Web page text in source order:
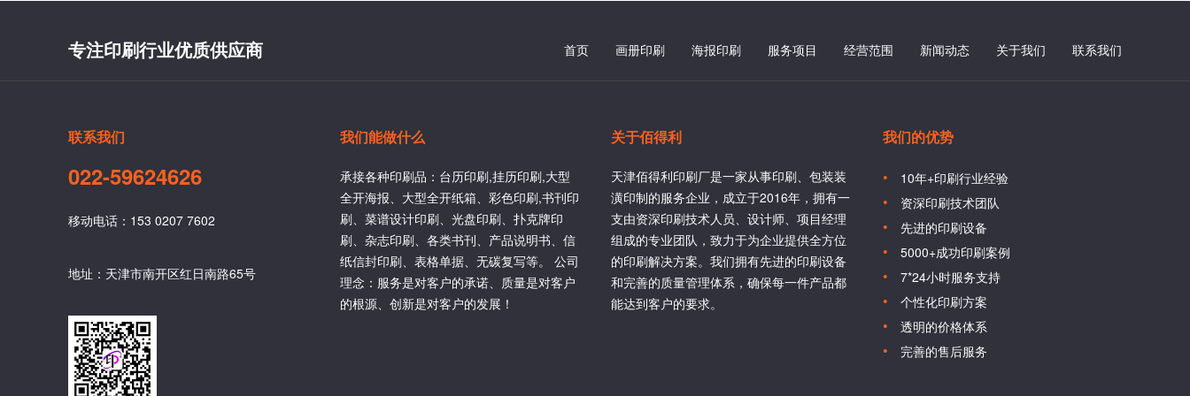
专注印刷行业优质供应商 首页 画册印刷 海报印刷 服务项目 经营范围 新闻动态 关于我们 联系我们
联系我们
022-59624626
移动电话：153 0207 7602
地址：天津市南开区红日南路65号
我们能做什么
承接各种印刷品：台历印刷,挂历印刷,大型
全开海报、大型全开纸箱、彩色印刷,书刊印
刷、菜谱设计印刷、光盘印刷、扑克牌印
刷、杂志印刷、各类书刊、产品说明书、信
纸信封印刷、表格单据、无碳复写等。 公司
理念：服务是对客户的承诺、质量是对客户
的根源、创新是对客户的发展！
关于佰得利
天津佰得利印刷厂是一家从事印刷、包装装
潢印制的服务企业，成立于2016年，拥有一
支由资深印刷技术人员、设计师、项目经理
组成的专业团队，致力于为企业提供全方位
的印刷解决方案。我们拥有先进的印刷设备
和完善的质量管理体系，确保每一件产品都
能达到客户的要求。
我们的优势
10年+印刷行业经验
资深印刷技术团队
先进的印刷设备
5000+成功印刷案例
7*24小时服务支持
个性化印刷方案
透明的价格体系
完善的售后服务